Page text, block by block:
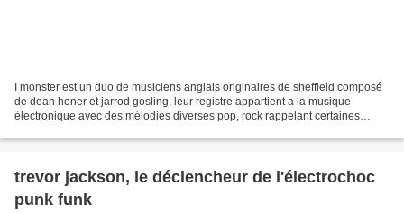
I monster est un duo de musiciens anglais originaires de sheffield composé
de dean honer et jarrod gosling, leur registre appartient a la musique
électronique avec des mélodies diverses pop, rock rappelant certaines
trevor jackson, le déclencheur de l'électrochoc
punk funk